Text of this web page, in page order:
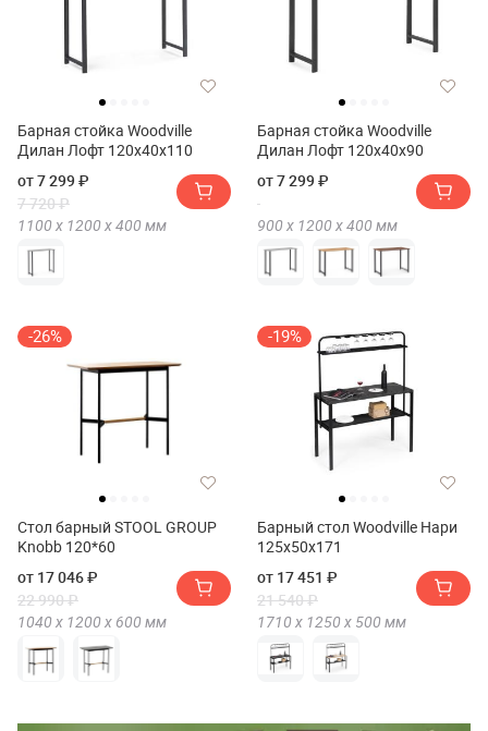
Барная стойка Woodville
Дилан Лофт 120х40х110
от 7 299 ₽
7 720 ₽
1100 х 1200 х400 мм
Барная стойка Woodville
Дилан Лофт 120х40х90
от 7 299 ₽
900 х 1200 х400 мм
-26%
Стол барный STOOL GROUP
Knobb 120*60
от 17 046 ₽
22 990 ₽
1040 х 1200 х 600 мм
-19%
Барный стол Woodville Нари
125х50х171
от 17 451 ₽
21 540 ₽
1710 х 1250 х 500 мм